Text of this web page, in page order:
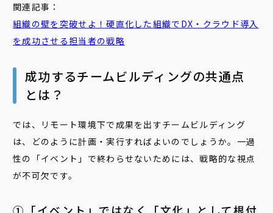
関連記事：
組織の壁を突破せよ！硬直化 した組織でDX・クラウド導入
を成功させる担当者の戦略
成功するチームビルディングの共通点
とは？
では、リモート環境下で成果を出すチームビルディング
は、どのように計画・実行すればよいのでしょうか。一過
性の「イベント」で終わらせないためには、戦略的な視点
が不可欠です。